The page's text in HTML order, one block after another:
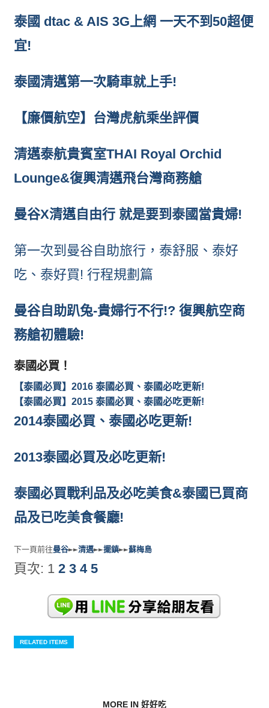
泰國 dtac & AIS 3G上網 一天不到50超便
宜!
泰國清邁第一次騎車就上手!
【廉價航空】台灣虎航乘坐評價
清邁泰航貴賓室THAI Royal Orchid
Lounge&復興清邁飛台灣商務艙
曼谷X清邁自由行 就是要到泰國當貴婦!
第一次到曼谷自助旅行，泰舒服、泰好
吃、泰好買! 行程規劃篇
曼谷自助趴兔-貴婦行不行!? 復興航空商
務艙初體驗!
泰國必買！
【泰國必買】2016 泰國必買、泰國必吃更新!
【泰國必買】2015 泰國必買、泰國必吃更新!
2014泰國必買、泰國必吃更新!
2013泰國必買及必吃更新!
泰國必買戰利品及必吃美食&泰國已買商
品及已吃美食餐廳!
下一頁前往曼谷►►清邁►►擺鎮►►蘇梅島
頁次: 1 2 3 4 5
RELATED ITEMS
MORE IN 好好吃